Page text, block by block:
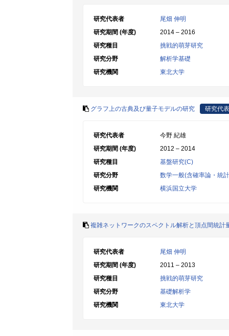
研究代表者
尾畑 伸明
研究期間 (年度)
2014 – 2016
研究種目
挑戦的萌芽研究
研究分野
解析学基礎
研究機関
東北大学
グラフ上の古典及び量子モデルの研究 研究代
研究代表者
今野 紀雄
研究期間 (年度)
2012 – 2014
研究種目
基盤研究(C)
研究分野
数学一般(含確率論・統
研究機関
横浜国立大学
複雑ネットワークのスペクトル解析と頂点間統計
研究代表者
尾畑 伸明
研究期間 (年度)
2011 – 2013
研究種目
挑戦的萌芽研究
研究分野
基礎解析学
研究機関
東北大学